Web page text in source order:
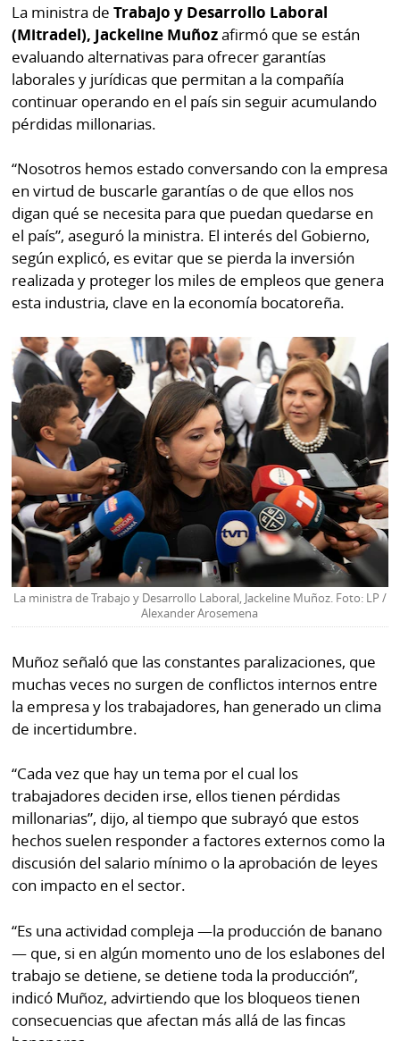
Cero
KM
Corprensa
Busca
Fácil
⌾
Hoy
por
Hoy
⌾
Sábado
Picante
⌾
La
Repregunta
Tal
Cual
Sabrina
Censura
La ministra de Trabajo y Desarrollo Laboral
(Mitradel), Jackeline Muñozafirmó que se están
evaluando alternativas para ofrecer garantías
laborales y jurídicas que permitan a la compañía
continuar operando en el país sin seguir acumulando
pérdidas millonarias.
“Nosotros hemos estado conversando con la empresa
en virtud de buscarle garantías o de que ellos nos
digan qué se necesita para que puedan quedarse en
el país”, aseguró la ministra. El interés del Gobierno,
según explicó, es evitar que se pierda la inversión
realizada y proteger los miles de empleos que genera
esta industria, clave en la economía bocatoreña.
La ministra de Trabajo y Desarrollo Laboral, Jackeline Muñoz. Foto: LP /
Alexander Arosemena
Muñoz señaló que las constantes paralizaciones, que
muchas veces no surgen de conflictos internos entre
la empresa y los trabajadores, han generado un clima
de incertidumbre.
“Cada vez que hay un tema por el cual los
trabajadores deciden irse, ellos tienen pérdidas
millonarias”, dijo, al tiempo que subrayó que estos
hechos suelen responder a factores externos como la
discusión del salario mínimo o la aprobación de leyes
con impacto en el sector.
“Es una actividad compleja —la producción de banano
— que, si en algún momento uno de los eslabones del
trabajo se detiene, se detiene toda la producción”,
indicó Muñoz, advirtiendo que los bloqueos tienen
consecuencias que afectan más allá de las fincas